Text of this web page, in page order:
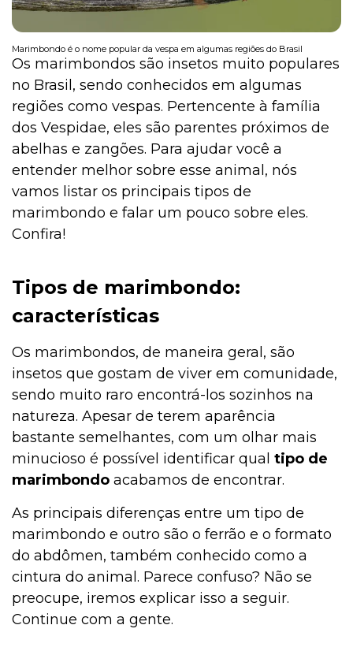
Institucional
Marimbondo é o nome popular da vespa em algumas regiões do Brasil
Os marimbondos são insetos muito populares
no Brasil, sendo conhecidos em algumas
regiões como vespas. Pertencente à família
dos Vespidae, eles são parentes próximos de
abelhas e zangões. Para ajudar você a
entender melhor sobre esse animal, nós
vamos listar os principais tipos de
marimbondo e falar um pouco sobre eles.
Confira!
Tipos de marimbondo:
características
Os marimbondos, de maneira geral, são
insetos que gostam de viver em comunidade,
sendo muito raro encontrá-los sozinhos na
natureza. Apesar de terem aparência
bastante semelhantes, com um olhar mais
minucioso é possível identificar qual tipo de
marimbondo acabamos de encontrar.
As principais diferenças entre um tipo de
marimbondo e outro são o ferrão e o formato
do abdômen, também conhecido como a
cintura do animal. Parece confuso? Não se
preocupe, iremos explicar isso a seguir.
Continue com a gente.